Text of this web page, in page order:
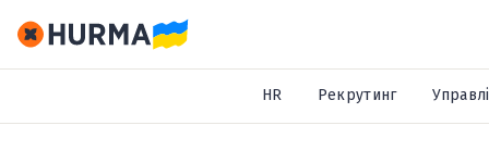
HR Рекрутинг